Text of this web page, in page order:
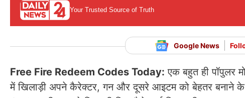
Your Trusted Source of Truth
Google News
Free Fire Redeem Codes Today: एक बहुत ही पॉपुलर
में खिलाड़ी अपने कैरेक्टर, गन और दूसरे आइटम को बेहतर